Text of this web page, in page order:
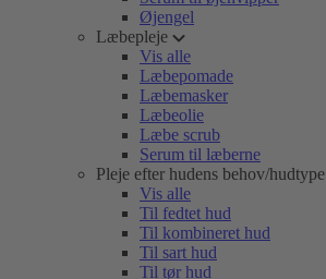
Øjengel
Læbepleje
Vis alle
Læbepomade
Læbemasker
Læbeolie
Læbe scrub
Serum til læberne
Pleje efter hudens behov/hudtype
Vis alle
Til fedtet hud
Til kombineret hud
Til sart hud
Til tør hud